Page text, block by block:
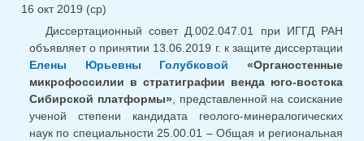
16 окт 2019 (ср)
Диссертационный совет Д.002.047.01 при ИГГД РАН
объявляет о принятии 13.06.2019 г. к защите диссертации
Елены Юрьевны Голубковой «Органостенные
микрофоссилии в стратиграфии венда юго-востока
Сибирской платформы» , представленной на соискание
ученой степени кандидата геолого-минералогических
наук по специальности 25.00.01 – Общая и региональная